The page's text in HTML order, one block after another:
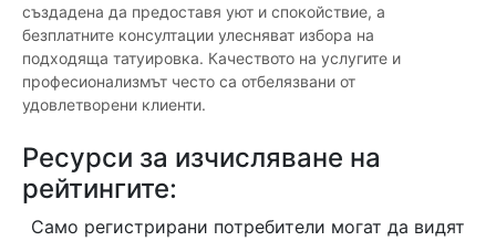
създадена да предоставя уют и спокойствие, а
безплатните консултации улесняват избора на
подходяща татуировка. Качеството на услугите и
професионализмът често са отбелязвани от
удовлетворени клиенти.
Ресурси за изчисляване на
рейтингите:
Само регистрирани потребители могат да видят